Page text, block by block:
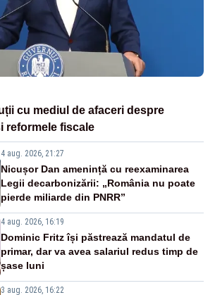
cu mediul de afaceri despre
reformele fiscale
4 aug. 2026, 21:27
Nicușor Dan amenință cu reexaminarea
Legii decarbonizării: „România nu poate
pierde miliarde din PNRR”
4 aug. 2026, 16:19
Dominic Fritz își păstrează mandatul de
primar, dar va avea salariul redus timp de
șase luni
3 aug. 2026, 16:22